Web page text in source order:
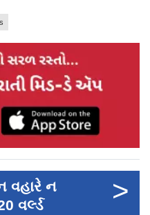
વહારે ન
વર્લ્ડ
>